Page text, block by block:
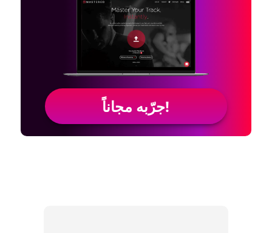
جرّبه مجاناً!